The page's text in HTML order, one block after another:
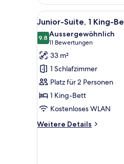
Alle
Fotos
für
Junior-
Suite,
1 King-
Bett,
Whirlpool
anzeigen
5
Junior-Suite, 1 King-
9.89.8 von 10
Aussergewöhnlich
11 Bewertungen
(11
Bewertungen)
33 m²
1 Schlafzimmer
Platz für 2 Personen
1 King-Bett
Kostenloses WLAN
Weitere Details
Weitere